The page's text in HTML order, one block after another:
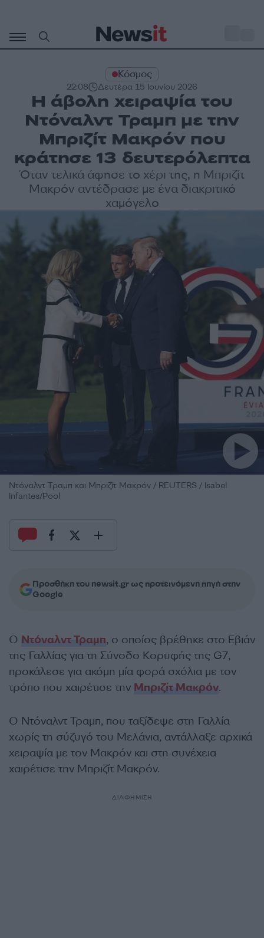
περιεχόμενο
Κόσμος
22:08 Δευτέρα 15 Ιουνίου 2026
Η άβολη χειραψία του
Ντόναλντ Τραμπ με την
Μπριζίτ Μακρόν που
κράτησε 13 δευτερόλεπτα
Όταν τελικά άφησε το χέρι της, η Μπριζίτ
Μακρόν αντέδρασε με ένα διακριτικό
χαμόγελο
Ντόναλντ Τραμπ και Μπριζίτ Μακρόν / REUTERS / Isabel
Infantes/Pool
Προσθήκη του newsit.gr ως προτεινόμενη πηγή στην
Google
Ο Ντόναλντ Τραμπ, ο οποίος βρέθηκε στο Εβιάν
της Γαλλίας για τη Σύνοδο Κορυφής της G7,
προκάλεσε για ακόμη μία φορά σχόλια με τον
τρόπο που χαιρέτισε την Μπριζίτ Μακρόν.
Ο Ντόναλντ Τραμπ, που ταξίδεψε στη Γαλλία
χωρίς τη σύζυγό του Μελάνια, αντάλλαξε αρχικά
χειραψία με τον Μακρόν και στη συνέχεια
χαιρέτισε την Μπριζίτ Μακρόν.
ΔΙΑΦΗΜΙΣΗ